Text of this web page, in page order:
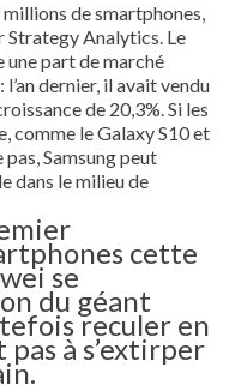
millions de smartphones,
Strategy Analytics. Le
part de marché
dernier, il avait vendu
de 20,3%. Si les
comme le Galaxy S10 et
Samsung peut
dans le milieu de
cette
se
du géant
reculer en
à s’extirper